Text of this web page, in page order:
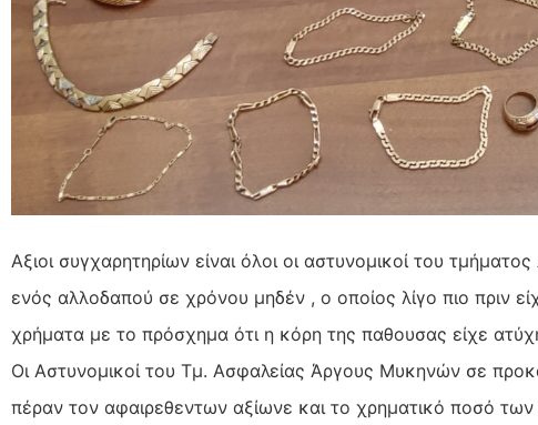
Αξιοι συγχαρητηρίων είναι όλοι οι αστυνομικοί του
ενός αλλοδαπού σε χρόνου μηδέν , ο οποίος λίγο πιο πριν
χρήματα με το πρόσχημα ότι η κόρη της παθουσας είχε
Οι Αστυνομικοί του Τμ. Ασφαλείας Άργους Μυκηνών σε
πέραν τον αφαιρεθεντων αξίωνε και το χρηματικό ποσό